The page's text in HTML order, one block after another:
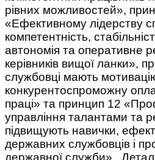
рівних можливостей»,
«Ефективному лідерству
компетентність,
автономія та оперативне
керівників вищої ланки»,
службовці мають
конкурентоспроможну
праці» та принцип 12
управління талантами та
підвищують навички,
державних службовців і
державної служби».